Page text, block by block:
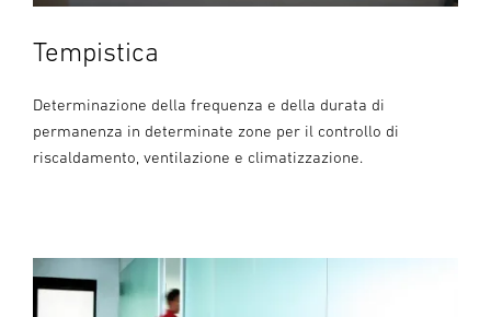
Tempistica
Determinazione della frequenza e della durata di
permanenza in determinate zone per il controllo di
riscaldamento, ventilazione e climatizzazione.